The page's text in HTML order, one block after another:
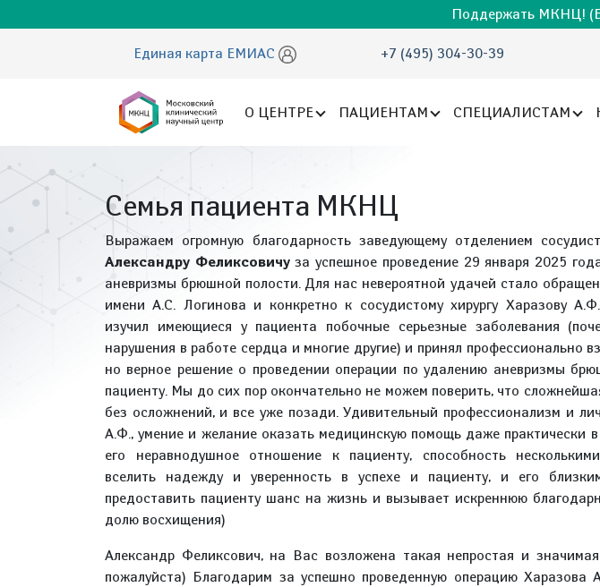
Поддержать МКНЦ!
Единая карта ЕМИАС +7 (495) 304-30-39
О ЦЕНТРЕ ПАЦИЕНТАМ СПЕЦИАЛИСТАМ
Семья пациента МКНЦ
Выражаем огромную благодарность заведующему отделением
Александру Феликсовичуза успешное проведение 29 января 2025
аневризмы брюшной полости. Для нас невероятной удачей стало
имени А.С. Логинова и конкретно к сосудистому хирургу Харазову
изучил имеющиеся у пациента побочные серьезные заболевания
нарушения в работе сердца и многие другие) и принял профессионально
но верное решение о проведении операции по удалению аневризмы
пациенту. Мы до сих пор окончательно не можем поверить, что
без осложнений, и все уже позади. Удивительный профессионализм и
А.Ф., умение и желание оказать медицинскую помощь даже практически
его неравнодушное отношение к пациенту, способность
вселить надежду и уверенность в успехе и пациенту, и его
предоставить пациенту шанс на жизнь и вызывает искреннюю
долю восхищения)
Александр Феликсович, на Вас возложена такая непростая и значимая
пожалуйста) Благодарим за успешно проведенную операцию Харазова